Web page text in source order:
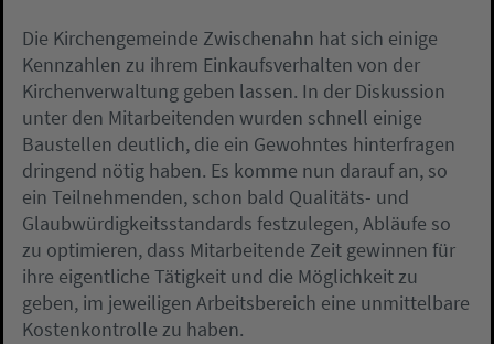
Die Kirchengemeinde Zwischenahn hat sich einige
Kennzahlen zu ihrem Einkaufsverhalten von der
Kirchenverwaltung geben lassen. In der Diskussion
unter den Mitarbeitenden wurden schnell einige
Baustellen deutlich, die ein Gewohntes hinterfragen
dringend nötig haben. Es komme nun darauf an, so
ein Teilnehmenden, schon bald Qualitäts- und
Glaubwürdigkeitsstandards festzulegen, Abläufe so
zu optimieren, dass Mitarbeitende Zeit gewinnen für
ihre eigentliche Tätigkeit und die Möglichkeit zu
geben, im jeweiligen Arbeitsbereich eine unmittelbare
Kostenkontrolle zu haben.